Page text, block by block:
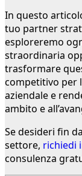
In questo
tuo partner
esploreremo
straordinaria
trasformare
competitivo per
aziendale e
ambito e
Se desideri fin
settore, richiedi
consulenza